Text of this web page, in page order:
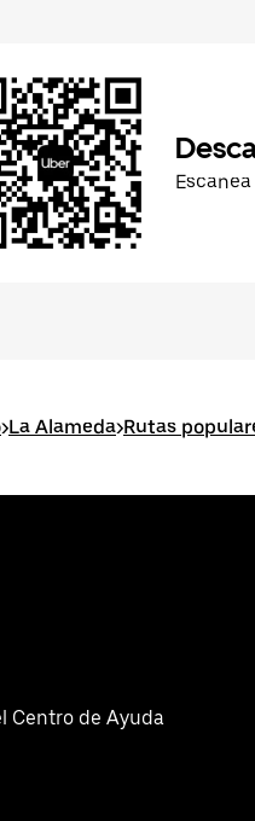
>La Alameda>Rutas
Centro de Ayuda